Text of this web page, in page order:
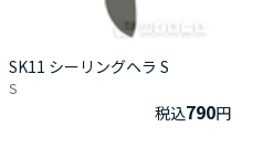
SK11 シーリングヘラ S
S
税込790円